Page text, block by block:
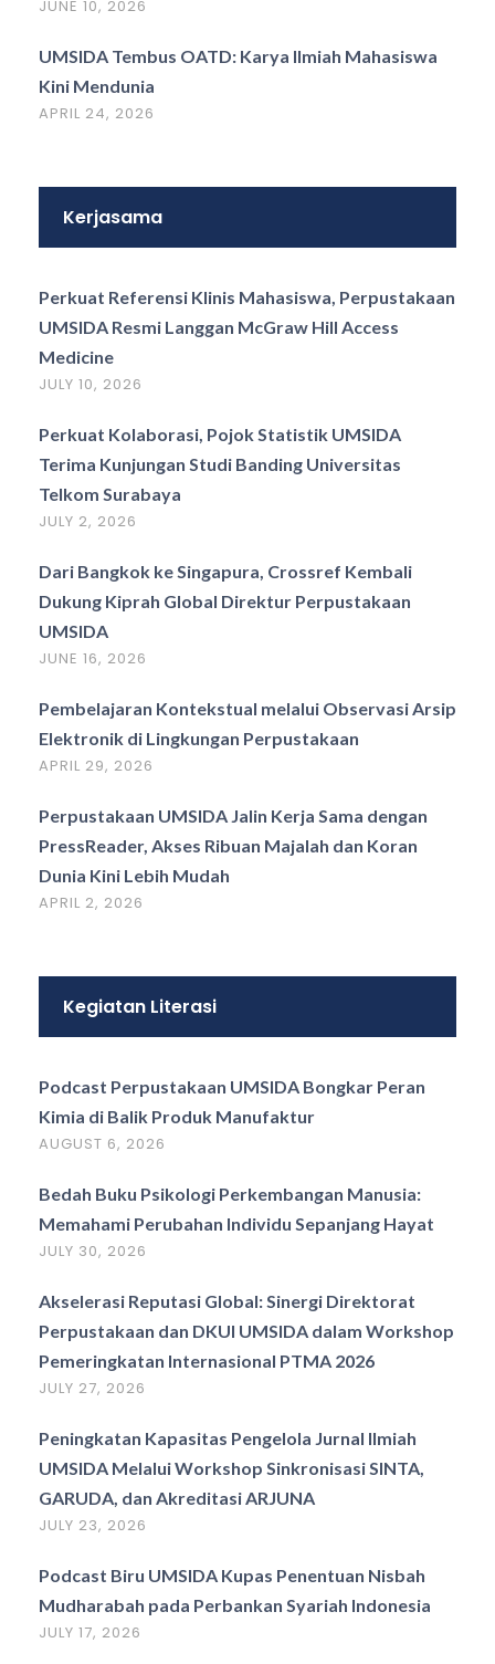
JUNE 10, 2026
UMSIDA Tembus OATD: Karya Ilmiah Mahasiswa
Kini Mendunia
APRIL 24, 2026
Kerjasama
Perkuat Referensi Klinis Mahasiswa, Perpustakaan
UMSIDA Resmi Langgan McGraw Hill Access
Medicine
JULY 10, 2026
Perkuat Kolaborasi, Pojok Statistik UMSIDA
Terima Kunjungan Studi Banding Universitas
Telkom Surabaya
JULY 2, 2026
Dari Bangkok ke Singapura, Crossref Kembali
Dukung Kiprah Global Direktur Perpustakaan
UMSIDA
JUNE 16, 2026
Pembelajaran Kontekstual melalui Observasi Arsip
Elektronik di Lingkungan Perpustakaan
APRIL 29, 2026
Perpustakaan UMSIDA Jalin Kerja Sama dengan
PressReader, Akses Ribuan Majalah dan Koran
Dunia Kini Lebih Mudah
APRIL 2, 2026
Kegiatan Literasi
Podcast Perpustakaan UMSIDA Bongkar Peran
Kimia di Balik Produk Manufaktur
AUGUST 6, 2026
Bedah Buku Psikologi Perkembangan Manusia:
Memahami Perubahan Individu Sepanjang Hayat
JULY 30, 2026
Akselerasi Reputasi Global: Sinergi Direktorat
Perpustakaan dan DKUI UMSIDA dalam Workshop
Pemeringkatan Internasional PTMA 2026
JULY 27, 2026
Peningkatan Kapasitas Pengelola Jurnal Ilmiah
UMSIDA Melalui Workshop Sinkronisasi SINTA,
GARUDA, dan Akreditasi ARJUNA
JULY 23, 2026
Podcast Biru UMSIDA Kupas Penentuan Nisbah
Mudharabah pada Perbankan Syariah Indonesia
JULY 17, 2026